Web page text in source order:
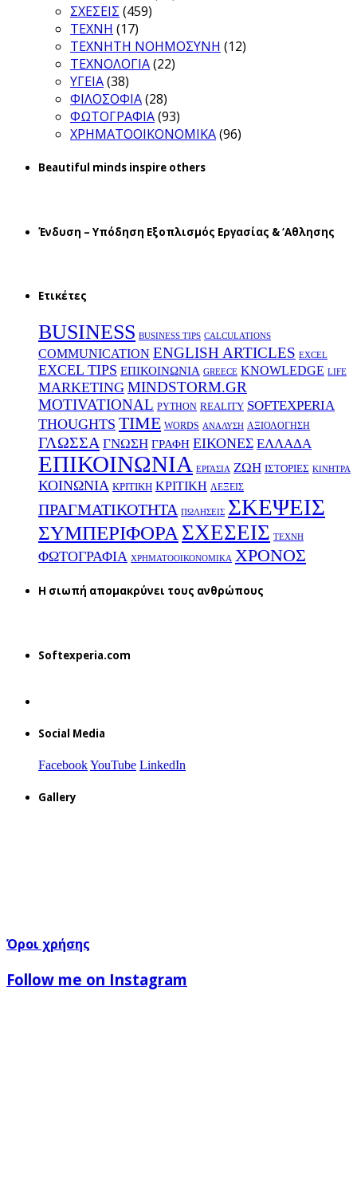
ΣΧΕΣΕΙΣ (459)
ΤΕΧΝΗ (17)
ΤΕΧΝΗΤΗ ΝΟΗΜΟΣΥΝΗ (12)
ΤΕΧΝΟΛΟΓΙΑ(22)
ΥΓΕΙΑ(38)
ΦΙΛΟΣΟΦΙΑ(28)
ΦΩΤΟΓΡΑΦΙΑ(93)
ΧΡΗΜΑΤΟΟΙΚΟΝΟΜΙΚΑ(96)
Beautiful minds inspire others
Ένδυση – Υπόδηση Εξοπλισμός Εργασίας & ‘Aθλησης
Ετικέτες
BUSINESS BUSINESS TIPS CALCULATIONS
COMMUNICATION ENGLISH ARTICLES EXCEL
EXCEL TIPS EΠΙΚΟΙΝΩΝΙΑ GREECE KNOWLEDGE LIFE
MARKETING MINDSTORM.GR
MOTIVATIONAL PYTHON REALITY SOFTEXPERIA
THOUGHTS TIME WORDS ΑΝΑΛΥΣΗ ΑΞΙΟΛΟΓΗΣΗ
ΓΛΩΣΣΑ ΓΝΩΣΗ ΓΡΑΦΗ ΕΙΚΟΝΕΣ ΕΛΛΑΔΑ
ΕΠΙΚΟΙΝΩΝΙΑ ΕΡΓΑΣΙΑ ΖΩΗ ΙΣΤΟΡΙΕΣ ΚΙΝΗΤΡΑ
ΚΟΙΝΩΝΙΑ ΚΡΙΤΙΚΗ ΚΡΙΤΙΚΗ ΛΕΞΕΙΣ
ΠΡΑΓΜΑΤΙΚΟΤΗΤΑ ΠΩΛΗΣΕΙΣ ΣΚΕΨΕΙΣ
ΣΥΜΠΕΡΙΦΟΡΑΣΧΕΣΕΙΣ ΤΕΧΝΗ
ΦΩΤΟΓΡΑΦΙΑ ΧΡΗΜΑΤΟΟΙΚΟΝΟΜΙΚΑ ΧΡΟΝΟΣ
H σιωπή απομακρύνει τους ανθρώπους
Softexperia.com
Social Media
FacebookYouTube LinkedIn
Gallery
Όροι χρήσης
Follow me on Instagram